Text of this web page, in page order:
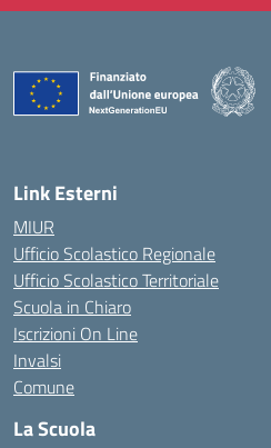
Link Esterni
MIUR
Ufficio Scolastico Regionale
Ufficio Scolastico Territoriale
Scuola in Chiaro
Iscrizioni On Line
Invalsi
Comune
La Scuola